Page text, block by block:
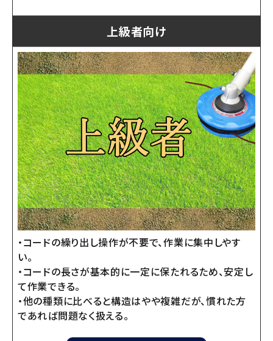
上級者向け
・コードの繰り出し操作が不要で、作業に集中しやす
い。
・コードの長さが基本的に一定に保たれるため、安定し
て作業できる。
・他の種類に比べると構造はやや複雑だが、慣れた方
であれば問題なく扱える。